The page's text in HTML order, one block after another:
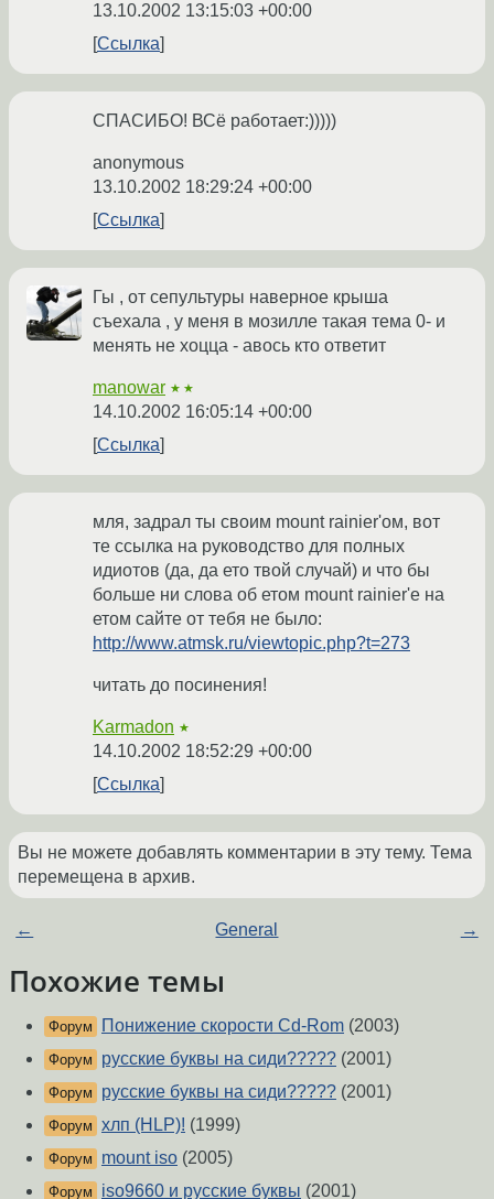
13.10.2002 13:15:03 +00:00
Ссылка
СПАСИБО! ВСё работает:)))))
anonymous
13.10.2002 18:29:24 +00:00
Ссылка
Гы , от сепультуры наверное крыша
съехала , у меня в мозилле такая тема 0- и
менять не хоцца - авось кто ответит
manowar ★★
14.10.2002 16:05:14 +00:00
Ссылка
мля, задрал ты своим mount rainier'ом, вот
те ссылка на руководство для полных
идиотов (да, да ето твой случай) и что бы
больше ни слова об етом mount rainier'е на
етом сайте от тебя не было:
http://www.atmsk.ru/viewtopic.php?t=273
читать до посинения!
Karmadon ★
14.10.2002 18:52:29 +00:00
Ссылка
Вы не можете добавлять комментарии в эту тему. Тема
перемещена в архив.
← General →
Похожие темы
Форум Понижение скорости Cd-Rom (2003)
Форум русские буквы на сиди????? (2001)
Форум русские буквы на сиди????? (2001)
Форум хлп (HLP)! (1999)
Форум mount iso (2005)
Форум iso9660 и русские буквы (2001)